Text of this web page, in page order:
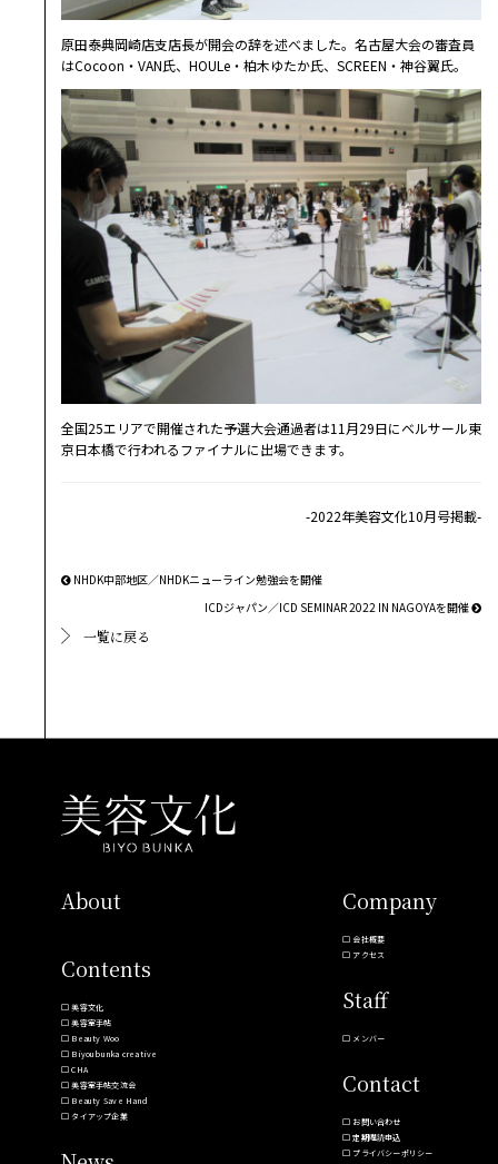
原田泰典岡崎店支店長が開会の辞を述べました。名古屋大会の審査員
はCocoon・VAN氏、HOULe・柏木ゆたか氏、SCREEN・神谷翼氏。
全国25エリアで開催された予選大会通過者は11月29日にベルサール東
京日本橋で行われるファイナルに出場できます。
-2022年美容文化10月号掲載-
NHDK中部地区／NHDKニューライン勉強会を開催
ICDジャパン／ICD SEMINAR 2022 IN NAGOYAを開催
一覧に戻る
About
Contents
美容文化
美容室手帖
Beauty Woo
Biyoubunka creative
CHA
美容室手帖交流会
Beauty Save Hand
タイアップ企業
Company
会社概要
アクセス
Staff
メンバー
Contact
お問い合わせ
定期購読申込
プライバシーポリシー